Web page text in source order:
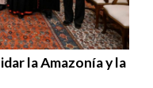
la Amazonía y la